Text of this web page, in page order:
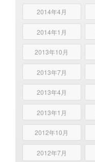
2014年4月
2014年1月
2013年10月
2013年7月
2013年4月
2013年1月
2012年10月
2012年7月